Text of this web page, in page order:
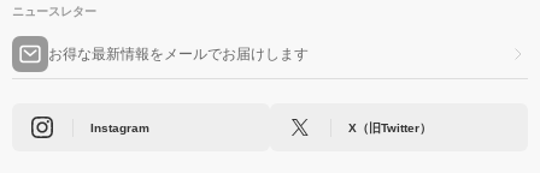
ニュースレター
お得な最新情報をメールでお届けします
Instagram X（旧Twitter）